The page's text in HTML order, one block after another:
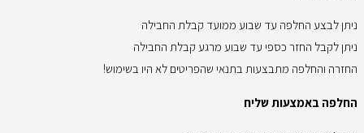
ניתן לבצע החלפה עד שבוע ממועד קבלת החבילה
ניתן לקבל החזר כספי עד שבוע מרגע קבלת החבילה
החזרה והחלפה מתבצעות בתנאי שהפריטים לא היו בשימוש!
החלפה באמצעות שליח